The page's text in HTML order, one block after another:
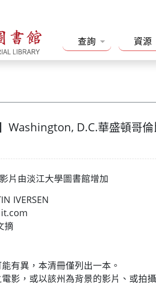
查詢 資源
Washington, D.C.華盛頓哥
片由淡江大學圖書館增加
IVERSEN
者文摘
有異，本清冊僅列出一本。
影，或以該州為背景的影片、或拍